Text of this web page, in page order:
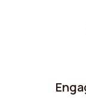
Farbe der Füße